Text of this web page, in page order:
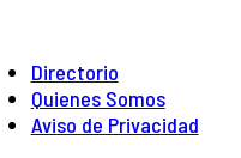
Directorio
Quienes Somos
Aviso de Privacidad